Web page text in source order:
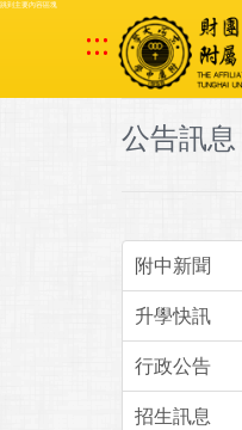
跳到主要內容區塊
:::
公告訊息
附中新聞
升學快訊
行政公告
招生訊息